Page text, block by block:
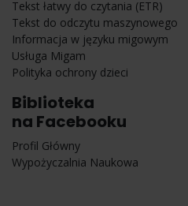
Tekst łatwy do czytania (ETR)
Tekst do odczytu maszynowego
Informacja w języku migowym
Usługa Migam
Polityka ochrony dzieci
Biblioteka
na Facebooku
Profil Główny
Wypożyczalnia Naukowa